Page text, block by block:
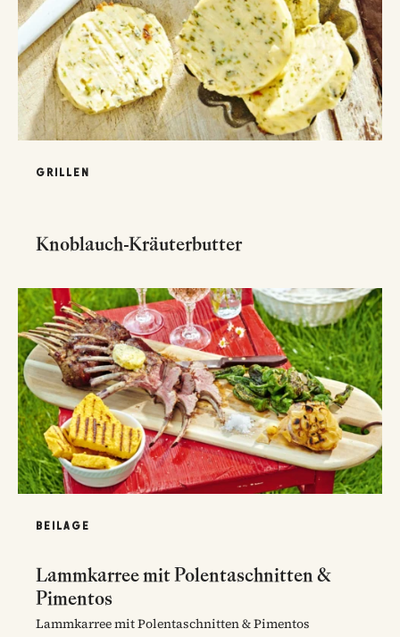
GRILLEN
Knoblauch-Kräuterbutter
BEILAGE
Lammkarree mit Polentaschnitten &
Pimentos
Lammkarree mit Polentaschnitten & Pimentos